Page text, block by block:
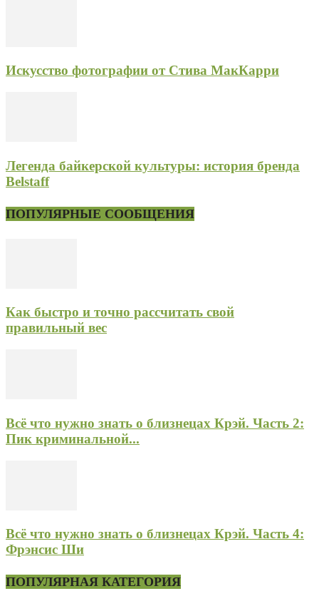
Искусство фотографии от Стива МакКарри
Легенда байкерской культуры: история бренда
Belstaff
ПОПУЛЯРНЫЕ СООБЩЕНИЯ
Как быстро и точно рассчитать свой
правильный вес
Всё что нужно знать о близнецах Крэй. Часть 2:
Пик криминальной...
Всё что нужно знать о близнецах Крэй. Часть 4:
Фрэнсис Ши
ПОПУЛЯРНАЯ КАТЕГОРИЯ